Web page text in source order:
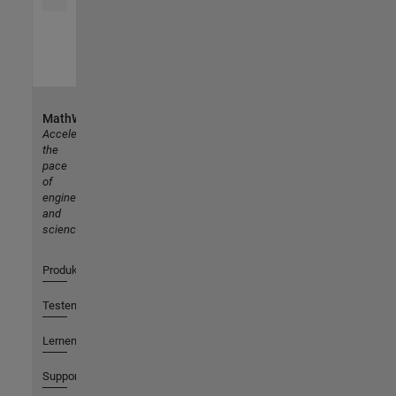
MathWorks
Accelerating
the
pace
of
engineering
and
science
Produkte
Testen oder Kaufen
Lernen
Support